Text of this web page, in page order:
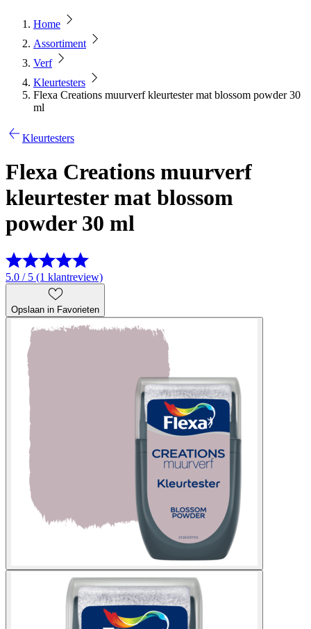
Home
Assortiment
Verf
Kleurtesters
Flexa Creations muurverf kleurtester mat blossom powder 30
ml
Kleurtesters
Flexa Creations muurverf
kleurtester mat blossom
powder 30 ml
5.0 / 5 (1 klantreview)
Opslaan in Favorieten